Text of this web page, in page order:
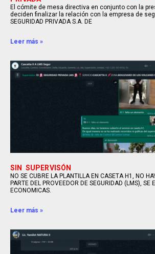
El cómite de mesa directiva en conjunto con la
deciden finalizar la relación con la empresa de
SEGURIDAD PRIVADA S.A. DE
Leer más »
SIN SUPERVISÓN
NO SE CUBRE LA PLANTILLA EN CASETA H1, NO
PARTE DEL PROVEEDOR DE SEGURIDAD (LMS), SE
ECONOMICAS.
Leer más »